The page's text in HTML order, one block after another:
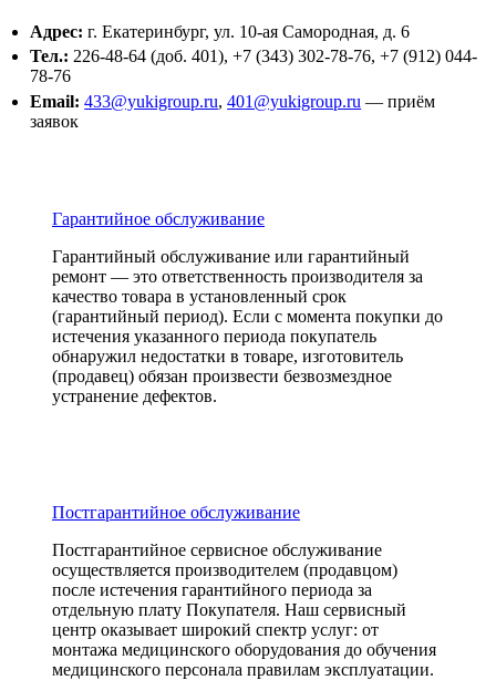
Адрес: г. Екатеринбург, ул. 10-ая Самородная, д. 6
Тел.: 226-48-64 (доб. 401), +7 (343) 302-78-76, +7 (912) 044-
78-76
Email: 433@yukigroup.ru,401@yukigroup.ru — приём
заявок
Гарантийное обслуживание
Гарантийный обслуживание или гарантийный
ремонт — это ответственность производителя за
качество товара в установленный срок
(гарантийный период). Если с момента покупки до
истечения указанного периода покупатель
обнаружил недостатки в товаре, изготовитель
(продавец) обязан произвести безвозмездное
устранение дефектов.
Постгарантийное обслуживание
Постгарантийное сервисное обслуживание
осуществляется производителем (продавцом)
после истечения гарантийного периода за
отдельную плату Покупателя. Наш сервисный
центр оказывает широкий спектр услуг: от
монтажа медицинского оборудования до обучения
медицинского персонала правилам эксплуатации.